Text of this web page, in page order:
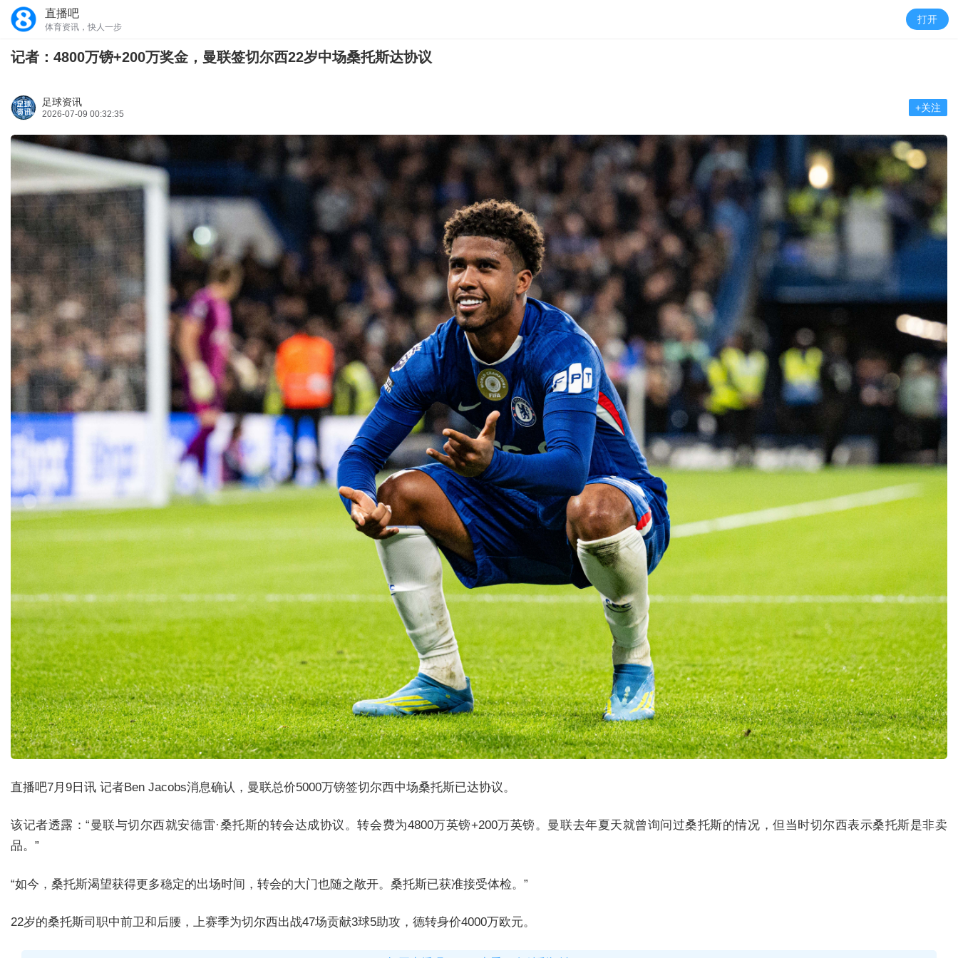
直播吧
体育资讯，快人一步
打开
记者：4800万镑+200万奖金，曼联签切尔西22岁中场桑托斯达协议
足球资讯
2026-07-09 00:32:35
+关注
直播吧7月9日讯 记者Ben Jacobs消息确认，曼联总价5000万镑签切尔西中场桑托斯已达协议。
该记者透露：“曼联与切尔西就安德雷·桑托斯的转会达成协议。转会费为4800万英镑+200万英镑。曼联去年夏天就曾询问过桑托斯的情况，但当时切尔西表示桑托斯是非卖
品。”
“如今，桑托斯渴望获得更多稳定的出场时间，转会的大门也随之敞开。桑托斯已获准接受体检。”
22岁的桑托斯司职中前卫和后腰，上赛季为切尔西出战47场贡献3球5助攻，德转身价4000万欧元。